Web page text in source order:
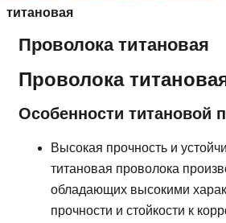
титановая
Проволока титановая
Проволока
Особенности титановой
Высокая прочность и
титановая проволока
обладающих высокими
прочности и стойкости к